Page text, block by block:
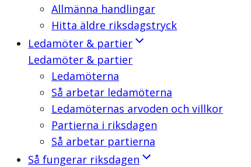
Allmänna handlingar
Hitta äldre riksdagstryck
Ledamöter & partier
Ledamöter & partier
Ledamöterna
Så arbetar ledamöterna
Ledamöternas arvoden och villkor
Partierna i riksdagen
Så arbetar partierna
Så fungerar riksdagen